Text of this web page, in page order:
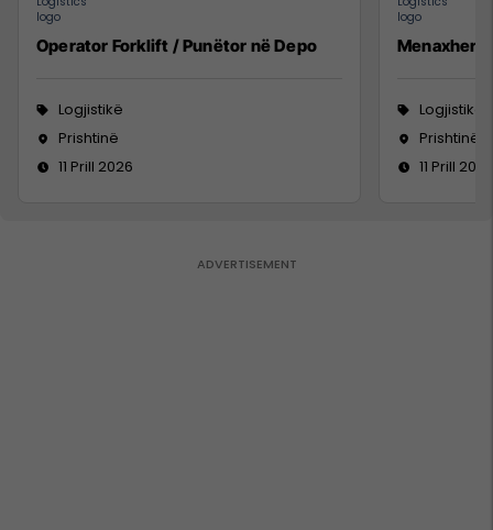
Operator Forklift / Punëtor në Depo
Logjistikë
Prishtinë
11 Prill 2026
Menaxher i
Logjistikë
Prishtinë
11 Prill 2026